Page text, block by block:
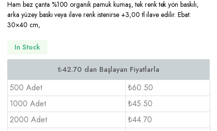
Ham bez çanta %100 organik pamuk kumaş, tek renk tek yön baskılı,
arka yüzey baskı veya ilave renk istenirse +3,00 tl ilave edilir. Ebat:
30×40 cm,
In Stock
500 Adet
₺60.50
1000 Adet
₺45.50
2000 Adet
₺44.70